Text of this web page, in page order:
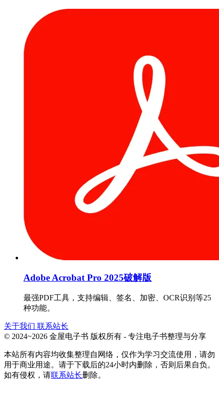
Adobe Acrobat Pro 2025破解版
最强PDF工具，支持编辑、签名、加密、OCR识别等25
种功能。
关于我们 联系站长
© 2024~2026 金屋电子书 版权所有 - 专注电子书整理与分享
本站所有内容均收集整理自网络，仅作为学习交流使用，请勿
用于商业用途。请于下载后的24小时内删除，否则后果自负。
如有侵权，请联系站长删除。